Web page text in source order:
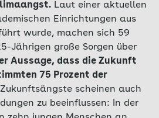
Laut einer aktuellen
Einrichtungen aus
wurde, machen sich 59
Jährigen große Sorgen über
Aussage, dass die Zukunft
75 Prozent der
Zukunftsängste scheinen auch
zu beeinflussen: In der